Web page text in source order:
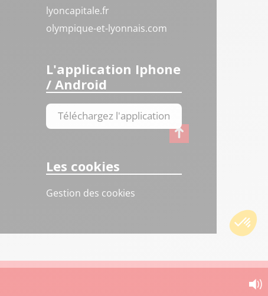
lyoncapitale.fr
olympique-et-lyonnais.com
L'application Iphone
/ Android
Téléchargez l'application
Les cookies
Gestion des cookies